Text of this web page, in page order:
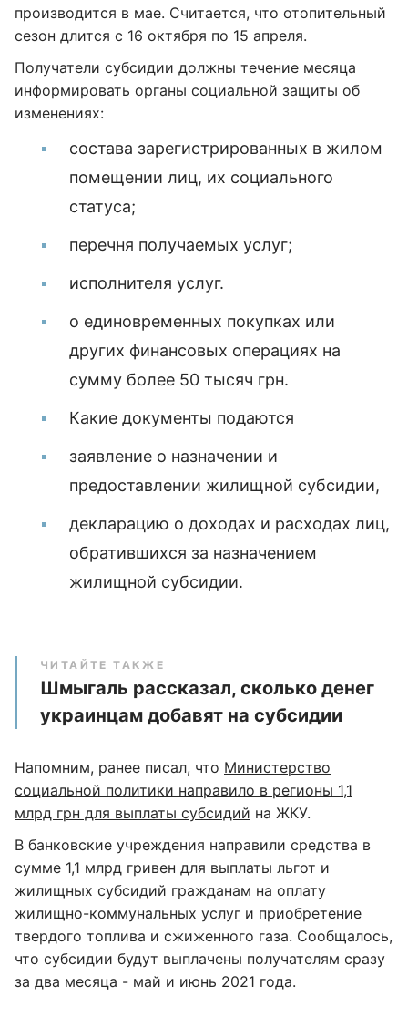
производится в мае. Считается, что отопительный
сезон длится с 16 октября по 15 апреля.
Получатели субсидии должны течение месяца
информировать органы социальной защиты об
изменениях:
состава зарегистрированных в жилом
помещении лиц, их социального
статуса;
перечня получаемых услуг;
исполнителя услуг.
о единовременных покупках или
других финансовых операциях на
сумму более 50 тысяч грн.
Какие документы подаются
заявление о назначении и
предоставлении жилищной субсидии,
декларацию о доходах и расходах лиц,
обратившихся за назначением
жилищной субсидии.
ЧИТАЙТЕ ТАКЖЕ
Шмыгаль рассказал, сколько денег
украинцам добавят на субсидии
Напомним, ранее писал, что Министерство
социальной политики направило в регионы 1,1
млрд грн для выплаты субсидий на ЖКУ.
В банковские учреждения направили средства в
сумме 1,1 млрд гривен для выплаты льгот и
жилищных субсидий гражданам на оплату
жилищно-коммунальных услуг и приобретение
твердого топлива и сжиженного газа. Сообщалось,
что субсидии будут выплачены получателям сразу
за два месяца - май и июнь 2021 года.